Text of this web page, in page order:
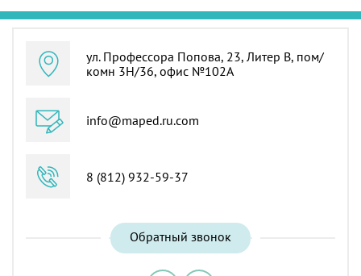
ул. Профессора Попова, 23, Литер В, пом/
комн 3Н/36, офис №102А
info@maped.ru.com
8 (812) 932-59-37
Обратный звонок